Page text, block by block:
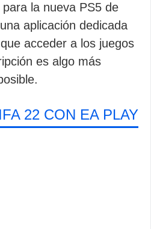
la nueva PS5 de
aplicación dedicada
acceder a los juegos
es algo más
22 CON EA PLAY